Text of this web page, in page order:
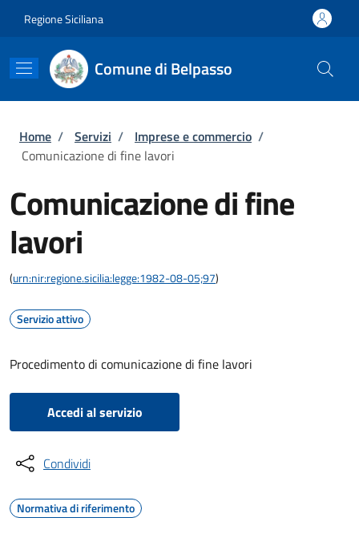
Regione Siciliana
Comune di Belpasso
Briciole di pane
Home / Servizi / Imprese e commercio /
Comunicazione di fine lavori
Comunicazione di fine
lavori
(urn:nir:regione.sicilia:legge:1982-08-05;97)
Servizio attivo
Procedimento di comunicazione di fine lavori
Accedi al servizio
Condividi
Normativa di riferimento